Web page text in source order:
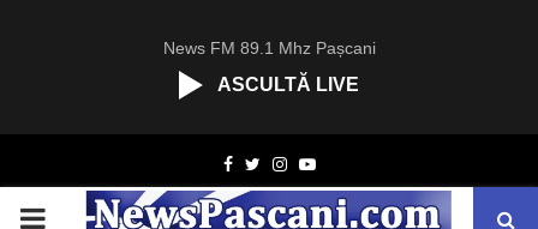
News FM 89.1 Mhz Pașcani
ASCULTĂ LIVE
Facebook
TwitterInstagram
Youtube
PRIMARY